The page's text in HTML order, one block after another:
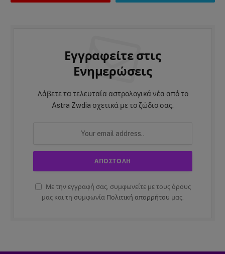
Εγγραφείτε στις
Ενημερώσεις
Λάβετε τα τελευταία αστρολογικά νέα από το
Astra Zwdia σχετικά με το ζώδιο σας.
Με την εγγραφή σας, συμφωνείτε με τους όρους
μας και τη συμφωνία Πολιτική απορρήτου μας.